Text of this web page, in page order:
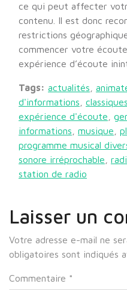
ce qui peut affecter
contenu. Il est donc
restrictions
commencer votre
expérience d’écoute
Tags: actualités
d'informations
classiques
expérience d'écoute
informations
musique
programme musical
sonore irréprochable
station de radio
Laisser un
Votre adresse e-mail ne
obligatoires sont indiqués
Commentaire *